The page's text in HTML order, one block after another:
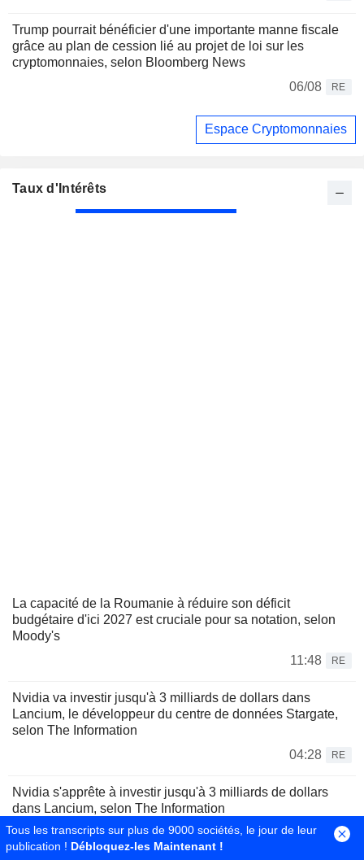
Trump pourrait bénéficier d'une importante manne fiscale
grâce au plan de cession lié au projet de loi sur les
cryptomonnaies, selon Bloomberg News
06/08
RE
Espace Cryptomonnaies
Taux d'Intérêts
La capacité de la Roumanie à réduire son déficit
budgétaire d'ici 2027 est cruciale pour sa notation, selon
Moody's
11:48
RE
Nvidia va investir jusqu'à 3 milliards de dollars dans
Lancium, le développeur du centre de données Stargate,
selon The Information
04:28
RE
Nvidia s'apprête à investir jusqu'à 3 milliards de dollars
dans Lancium, selon The Information
03:43
RE
Tous les transcripts sur plus de 9000 sociétés, le jour de leur
publication ! Débloquez-les Maintenant !